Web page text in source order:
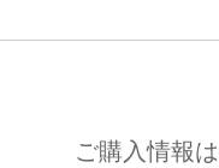
ご購入情報